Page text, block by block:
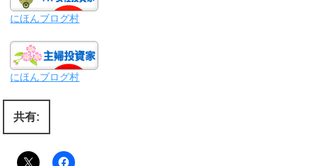
にほんブログ村
にほんブログ村
共有: